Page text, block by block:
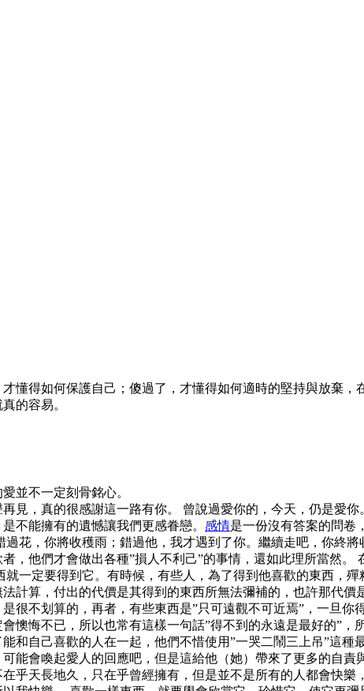
才懂得如何保護自己；傻過了，才懂得如何適時的堅持與放棄
的容易。
並不一定刻骨銘心。
見，真的很感謝這一路有你。 曾說過愛你的，今天，仍是愛
不能擁有的遺憾讓我們更­感眷戀。 感情是一份沒有答案的問卷
花，你將收穫雨；錯過他，我才遇到了你。繼續走吧，你終
，他們才會做出各種”損人不利己”的事情，還如此理所當然
一定要得到它。有時候，有些人，為了得到他喜歡的東西，
計算，付出的代價是其得到的東西所無法彌補的，也許那代
很不划算的，再者，有些東西是”只可遠觀不可近焉”，一旦
懊悔不已，所以也常有這樣一句話”得不到的永遠是最好的”
和自己喜歡的人在一起，他們不惜使用”一哭二鬧三上吊”這
能會喚起愛人的回應吧，但是這給他（她）帶來了更多的自
乎天長地久，只在乎曾經擁有，但是並不是所有的人都會快